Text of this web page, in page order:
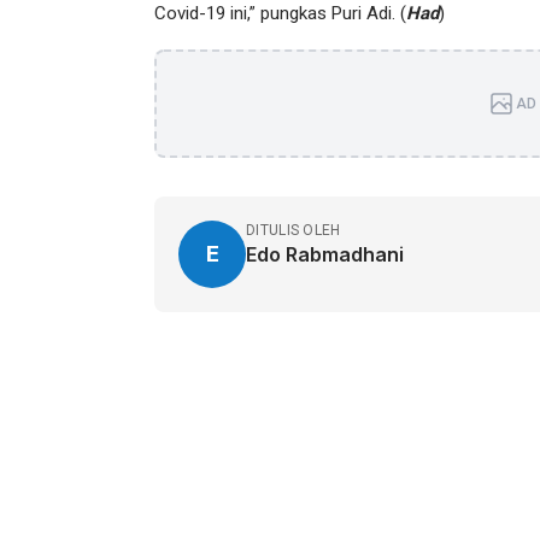
Covid-19 ini,” pungkas Puri Adi. (Had)
E
DITULIS OLEH
Edo Rabmadhani